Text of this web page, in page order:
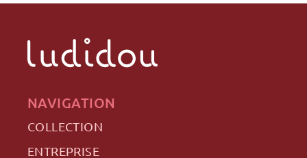
NAVIGATION
COLLECTION
ENTREPRISE